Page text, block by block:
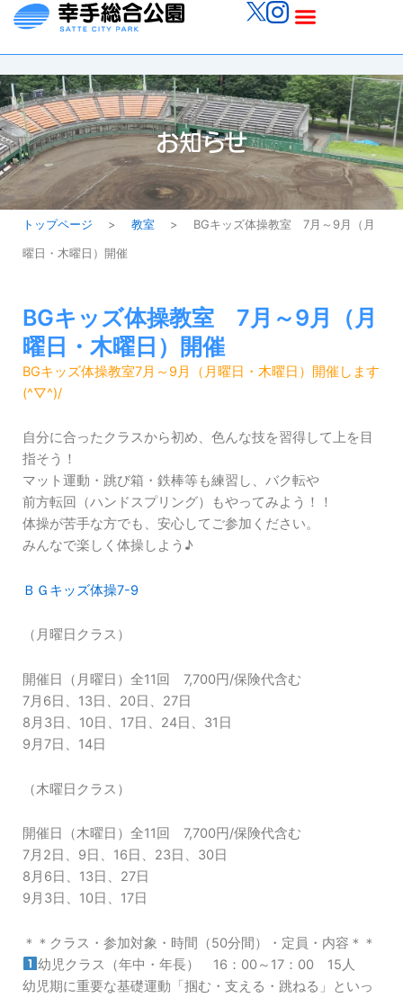
を
ス
キ
ッ
プ
メ
ニ
ュ
ー
お知らせ
トップページ > 教室 > BGキッズ体操教室 7月～9月（月
曜日・木曜日）開催
BGキッズ体操教室 7月～9月（月
曜日・木曜日）開催
BGキッズ体操教室7月～9月（月曜日・木曜日）開催します
(^▽^)/
自分に合ったクラスから初め、色んな技を習得して上を目
指そう！
マット運動・跳び箱・鉄棒等も練習し、バク転や
前方転回（ハンドスプリング）もやってみよう！！
体操が苦手な方でも、安心してご参加ください。
みんなで楽しく体操しよう♪
ＢＧキッズ体操7-9
（月曜日クラス）
開催日（月曜日）全11回 7,700円/保険代含む
7月6日、13日、20日、27日
8月3日、10日、17日、24日、31日
9月7日、14日
（木曜日クラス）
開催日（木曜日）全11回 7,700円/保険代含む
7月2日、9日、16日、23日、30日
8月6日、13日、27日
9月3日、10日、17日
＊＊クラス・参加対象・時間（50分間）・定員・内容＊＊
幼児クラス（年中・年長） 16：00～17：00 15人
幼児期に重要な基礎運動「掴む・支える・跳ねる」といっ